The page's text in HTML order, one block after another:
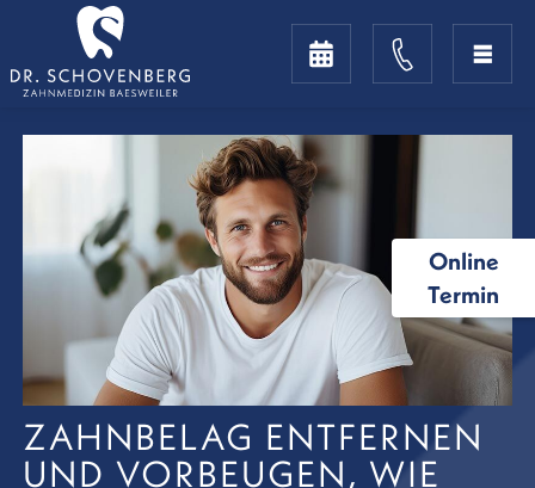
ZAHNBELAG ENTFERNEN
UND VORBEUGEN, WIE
Online
Termin